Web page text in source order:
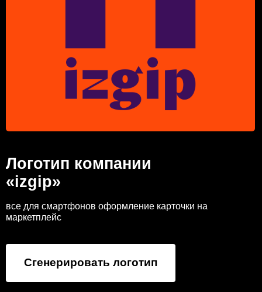
Логотип компании
«izgip»
все для смартфонов оформление карточки на
маркетплейс
Сгенерировать логотип